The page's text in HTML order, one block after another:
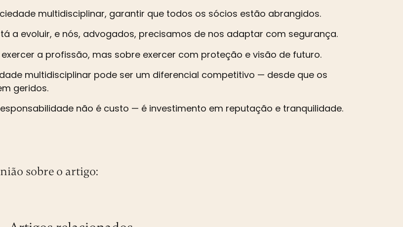
multidisciplinar, garantir que todos os sócios estão abrangidos.
a evoluir, e nós, advogados, precisamos de nos adaptar com segurança.
a profissão, mas sobre exercer com proteção e visão de futuro.
multidisciplinar pode ser um diferencial competitivo — desde que os
geridos.
não é custo — é investimento em reputação e tranquilidade.
sobre o artigo: